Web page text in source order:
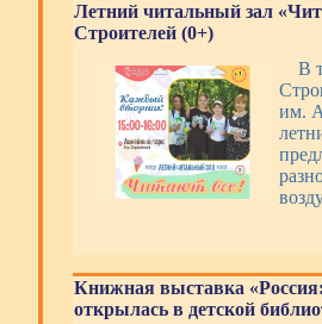
Летний читальный зал
Строителей (0+)
В
им.
Книжная выставка «Россия:
открылась в детской